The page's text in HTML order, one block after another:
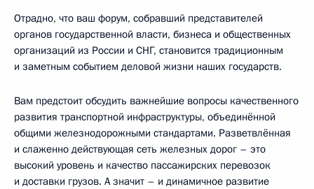
Отрадно, что ваш форум, собравший представителей
органов государственной власти, бизнеса и общественных
организаций из России и СНГ, становится традиционным
и заметным событием деловой жизни наших государств.
Вам предстоит обсудить важнейшие вопросы качественного
развития транспортной инфраструктуры, объединённой
общими железнодорожными стандартами. Разветвлённая
и слаженно действующая сеть железных дорог – это
высокий уровень и качество пассажирских перевозок
и доставки грузов. А значит – и динамичное развитие